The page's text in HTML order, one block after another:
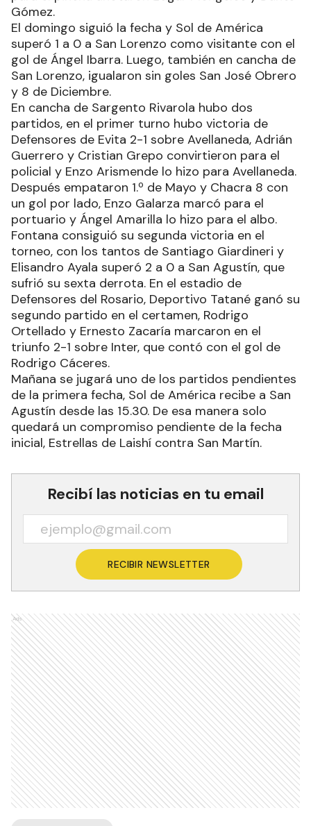
Gómez.
El domingo siguió la fecha y Sol de América
superó 1 a 0 a San Lorenzo como visitante con el
gol de Ángel Ibarra. Luego, también en cancha de
San Lorenzo, igualaron sin goles San José Obrero
y 8 de Diciembre.
En cancha de Sargento Rivarola hubo dos
partidos, en el primer turno hubo victoria de
Defensores de Evita 2-1 sobre Avellaneda, Adrián
Guerrero y Cristian Grepo convirtieron para el
policial y Enzo Arismende lo hizo para Avellaneda.
Después empataron 1.º de Mayo y Chacra 8 con
un gol por lado, Enzo Galarza marcó para el
portuario y Ángel Amarilla lo hizo para el albo.
Fontana consiguió su segunda victoria en el
torneo, con los tantos de Santiago Giardineri y
Elisandro Ayala superó 2 a 0 a San Agustín, que
sufrió su sexta derrota. En el estadio de
Defensores del Rosario, Deportivo Tatané ganó su
segundo partido en el certamen, Rodrigo
Ortellado y Ernesto Zacaría marcaron en el
triunfo 2-1 sobre Inter, que contó con el gol de
Rodrigo Cáceres.
Mañana se jugará uno de los partidos pendientes
de la primera fecha, Sol de América recibe a San
Agustín desde las 15.30. De esa manera solo
quedará un compromiso pendiente de la fecha
inicial, Estrellas de Laishí contra San Martín.
Recibí las noticias en tu email
RECIBIR NEWSLETTER
Ads